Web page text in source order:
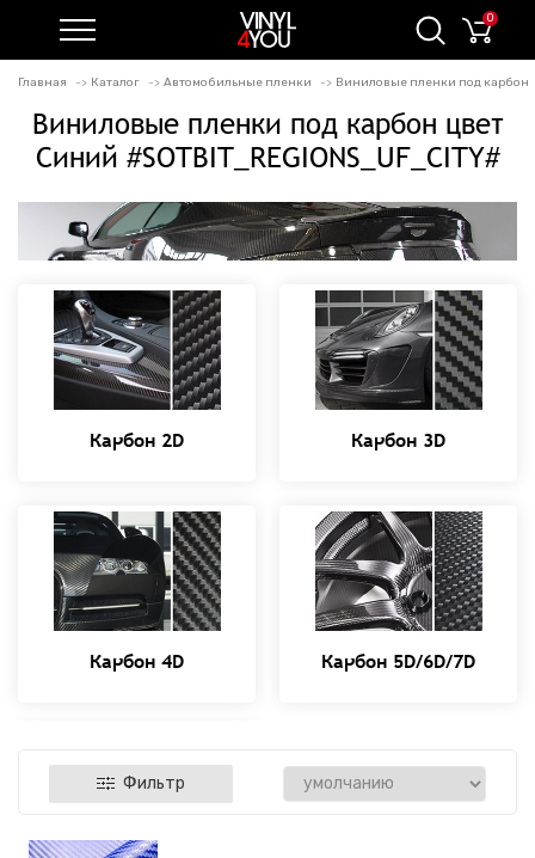
0
Главная Каталог Автомобильные пленки Виниловые пленки под карбон
Виниловые пленки под карбон цвет
Синий #SOTBIT_REGIONS_UF_CITY#
Карбон 2D Карбон 3D
Карбон 4D Карбон 5D/6D/7D
Фильтр